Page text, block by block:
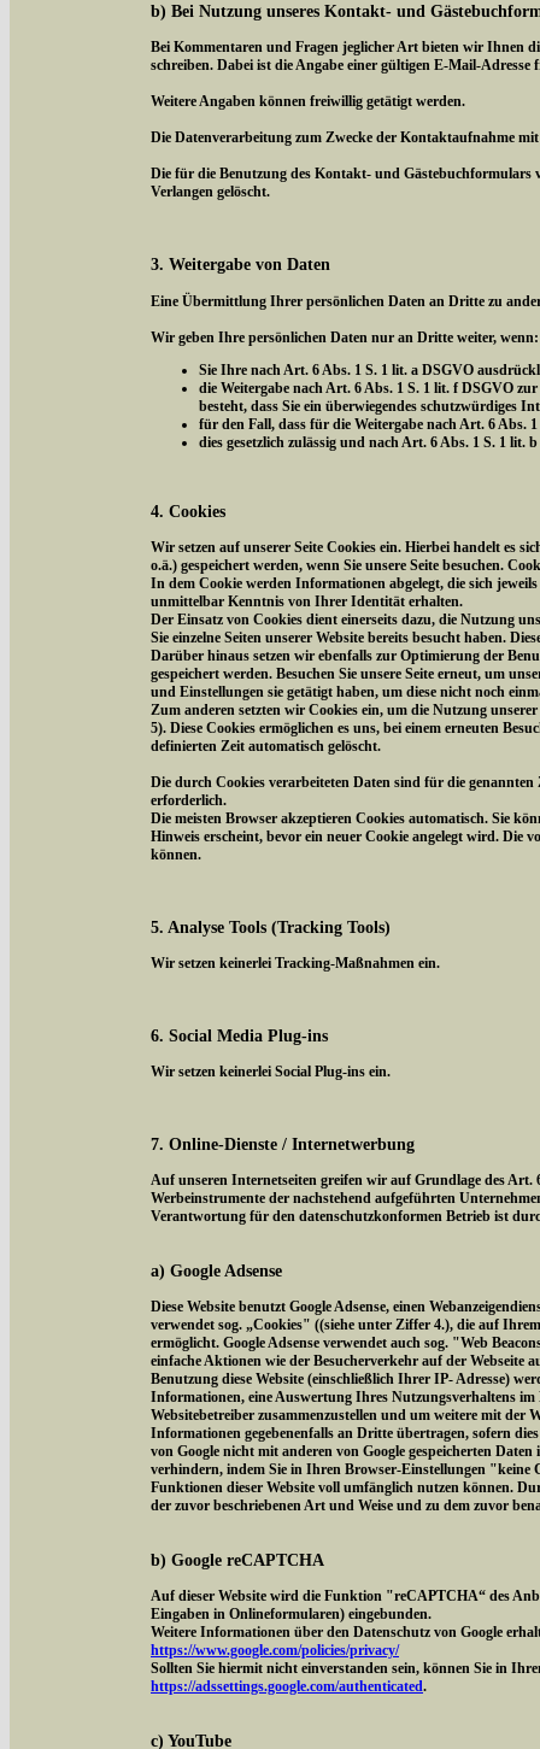
b) Bei Nutzung unseres Kontakt- und
Bei Kommentaren und Fragen jeglicher Art bieten wir Ihnen
schreiben. Dabei ist die Angabe einer gültigen E-Mail-
Weitere Angaben können freiwillig getätigt werden.
Die Datenverarbeitung zum Zwecke der Kontaktaufnahme
Die für die Benutzung des Kontakt- und Gästebuchformulars
Verlangen gelöscht.
3. Weitergabe von Daten
Eine Übermittlung Ihrer persönlichen Daten an Dritte zu
Wir geben Ihre persönlichen Daten nur an Dritte weiter, wenn:
Sie Ihre nach Art. 6 Abs. 1 S. 1 lit. a DSGVO
die Weitergabe nach Art. 6 Abs. 1 S. 1 lit. f DSGVO
besteht, dass Sie ein überwiegendes schutzwürdiges
für den Fall, dass für die Weitergabe nach Art. 6 Abs.
dies gesetzlich zulässig und nach Art. 6 Abs. 1 S. 1
4. Cookies
Wir setzen auf unserer Seite Cookies ein. Hierbei handelt es
o.ä.) gespeichert werden, wenn Sie unsere Seite besuchen.
In dem Cookie werden Informationen abgelegt, die sich
unmittelbar Kenntnis von Ihrer Identität erhalten.
Der Einsatz von Cookies dient einerseits dazu, die Nutzung
Sie einzelne Seiten unserer Website bereits besucht haben.
Darüber hinaus setzen wir ebenfalls zur Optimierung der
gespeichert werden. Besuchen Sie unsere Seite erneut, um
und Einstellungen sie getätigt haben, um diese nicht noch
Zum anderen setzten wir Cookies ein, um die Nutzung
5). Diese Cookies ermöglichen es uns, bei einem erneuten
definierten Zeit automatisch gelöscht.
Die durch Cookies verarbeiteten Daten sind für die
erforderlich.
Die meisten Browser akzeptieren Cookies automatisch. Sie
Hinweis erscheint, bevor ein neuer Cookie angelegt wird. Die
können.
5. Analyse Tools (Tracking Tools)
Wir setzen keinerlei Tracking-Maßnahmen ein.
6. Social Media Plug-ins
Wir setzen keinerlei Social Plug-ins ein.
7. Online-Dienste / Internetwerbung
Auf unseren Internetseiten greifen wir auf Grundlage des
Werbeinstrumente der nachstehend aufgeführten
Verantwortung für den datenschutzkonformen Betrieb ist
a) Google Adsense
Diese Website benutzt Google Adsense, einen
verwendet sog. „Cookies" ((siehe unter Ziffer 4.), die auf
ermöglicht. Google Adsense verwendet auch sog. "Web
einfache Aktionen wie der Besucherverkehr auf der Webseite
Benutzung diese Website (einschließlich Ihrer IP- Adresse)
Informationen, eine Auswertung Ihres Nutzungsverhaltens
Websitebetreiber zusammenzustellen und um weitere mit
Informationen gegebenenfalls an Dritte übertragen, sofern
von Google nicht mit anderen von Google gespeicherten
verhindern, indem Sie in Ihren Browser-Einstellungen "keine
Funktionen dieser Website voll umfänglich nutzen können.
der zuvor beschriebenen Art und Weise und zu dem zuvor
b) Google reCAPTCHA
Auf dieser Website wird die Funktion "reCAPTCHA“ des
Eingaben in Onlineformularen) eingebunden.
Weitere Informationen über den Datenschutz von Google
https://www.google.com/policies/privacy/
Sollten Sie hiermit nicht einverstanden sein, können Sie in
https://adssettings.google.com/authenticated.
c) YouTube